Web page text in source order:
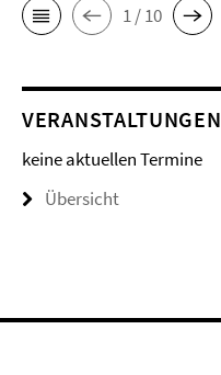
1 / 10
VERANSTALTUNGEN
keine aktuellen Termine
Übersicht